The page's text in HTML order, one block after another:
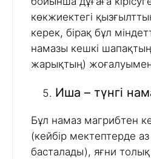
көкжиектегі
керек, бірақ бұл
намазы кешкі
жарықтың)
Иша – түнгі
Бұл намаз магрибтен
(кейбір мектептерде аз
басталады), яғни